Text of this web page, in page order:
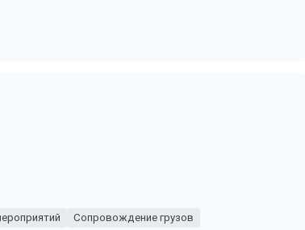
Сопровождение грузов